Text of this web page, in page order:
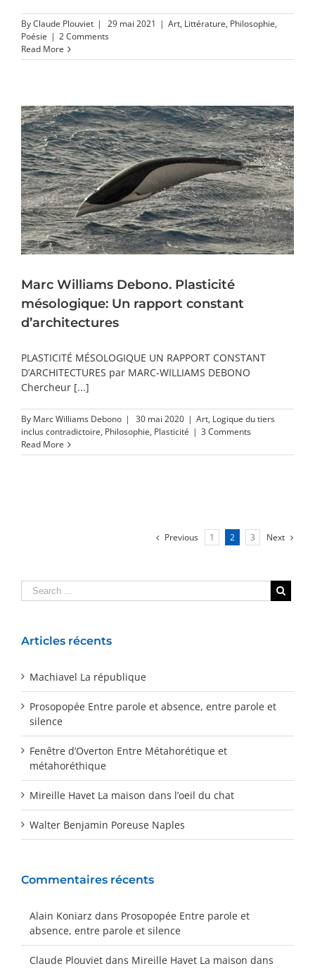
ByClaude Plouviet | 29 mai 2021 | Art, Littérature, Philosophie,
Poésie | 2 Comments
Read More
Marc Williams Debono. Plasticité
mésologique: Un rapport constant
d’architectures
PLASTICITÉ MÉSOLOGIQUE UN RAPPORT CONSTANT
D’ARCHITECTURES par MARC-WILLIAMS DEBONO
Chercheur [...]
By Marc Williams Debono | 30 mai 2020 | Art, Logique du tiers
inclus contradictoire, Philosophie, Plasticité | 3 Comments
Read More
Previous 1 2 3 Next
Articles récents
Machiavel La république
Prosopopée Entre parole et absence, entre parole et
silence
Fenêtre d’Overton Entre Métahorétique et
métahoréthique
Mireille Havet La maison dans l’oeil du chat
Walter Benjamin Poreuse Naples
Commentaires récents
Alain Koniarz dans Prosopopée Entre parole et
absence, entre parole et silence
Claude Plouviet dans Mireille Havet La maison dans